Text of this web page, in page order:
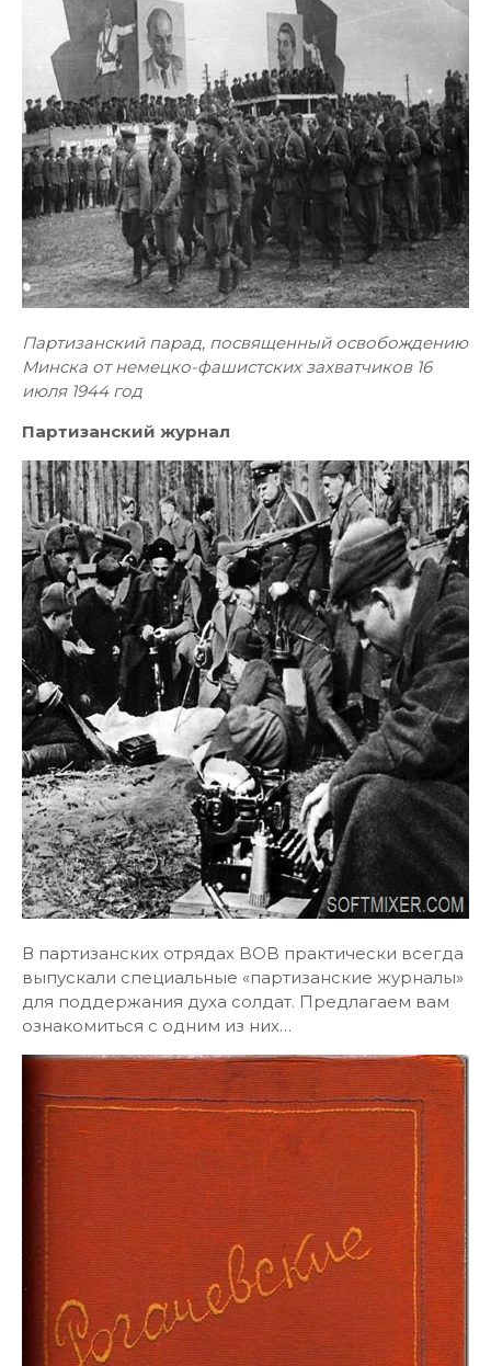
Партизанский парад, посвященный освобождению
Минска от немецко-фашистских захватчиков 16
июля 1944 год
Партизанский журнал
В партизанских отрядах BOB практически всегда
выпускали специальные «партизанские журналы»
для поддержания духа солдат. Предлагаем вам
ознакомиться с одним из них…